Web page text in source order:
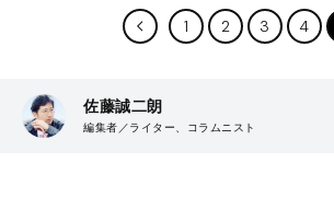
1 2 3 4
佐藤誠二朗
編集者／ライター、コラムニスト